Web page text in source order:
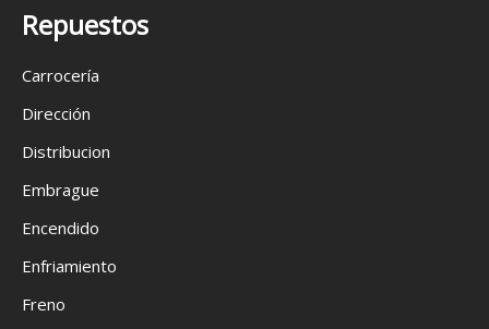
Repuestos
Carrocería
Dirección
Distribucion
Embrague
Encendido
Enfriamiento
Freno